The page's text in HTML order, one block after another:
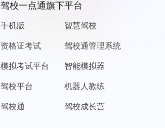
驾校一点通旗下平台
手机版
资格证考试
模拟考试平台
驾校平台
驾校通
智慧驾校
驾校通管理系统
智能模拟器
机器人教练
驾校成长营